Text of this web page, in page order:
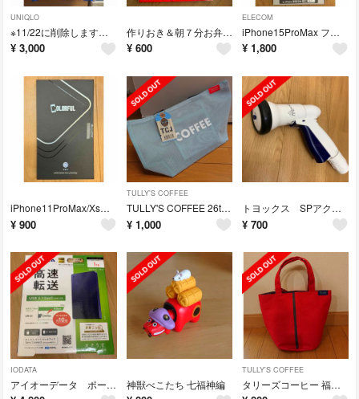
UNIQLO
※11/22に削除します UNIQLO メンズ ダウンジャケット M
¥ 3,000
作りおき＆朝７分お弁当３１２
¥ 600
ELECOM
iPhone15ProMax フィルム ブルーライトカット 反射防止
¥ 1,800
iPhone11ProMax/XsMax フィルム ブルーライトカット マット
¥ 900
TULLY'S COFFEE
TULLY'S COFFEE 26thAnniversary HappyBag
¥ 1,000
トヨックス SPアクアネットノズルSE SP-10E
¥ 700
IODATA
アイオーデータ ポータブルハードディスク HDPH-UT1NVR 神獣べこたち 七福神編
TULLY'S COFFEE
タリーズコーヒー 福袋 バック